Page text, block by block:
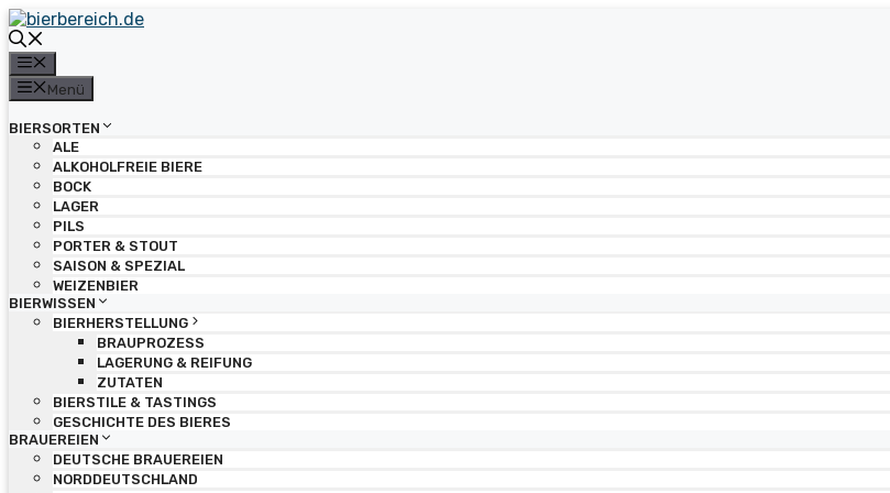
Zum
Inhalt
springen
Menü
BIERSORTEN
ALE
ALKOHOLFREIE BIERE
BOCK
LAGER
PILS
PORTER & STOUT
SAISON & SPEZIAL
WEIZENBIER
BIERWISSEN
BIERHERSTELLUNG
BRAUPROZESS
LAGERUNG & REIFUNG
ZUTATEN
BIERSTILE & TASTINGS
GESCHICHTE DES BIERES
BRAUEREIEN
DEUTSCHE BRAUEREIEN
NORDDEUTSCHLAND